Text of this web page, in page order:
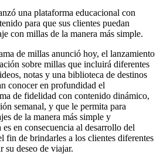
una plataforma educacional con
para que sus clientes puedan
con millas de la manera más simple.
de millas anunció hoy, el lanzamiento
sobre millas que incluirá diferentes
notas y una biblioteca de destinos
conocer en profundidad el
de fidelidad con contenido dinámico,
semanal, y que le permita para
de la manera más simple y
en consecuencia al desarrollo del
fin de brindarles a los clientes diferentes
su deseo de viajar.